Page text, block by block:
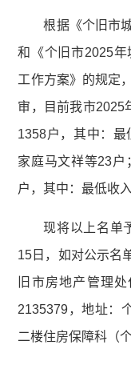
根据《个旧市
和《个旧市2025
工作方案》的规定
审，目前我市2025
1358户，其中：最
家庭马文祥等23户
户，其中：最低收
现将以上名单
15日，如对公示名
旧市房地产管理
2135379，地址：
二楼住房保障科（